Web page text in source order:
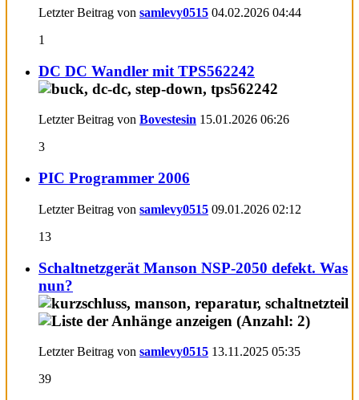
Letzter Beitrag von samlevy0515 04.02.2026 04:44
1
DC DC Wandler mit TPS562242
Letzter Beitrag von Bovestesin 15.01.2026 06:26
3
PIC Programmer 2006
Letzter Beitrag von samlevy0515 09.01.2026 02:12
13
Schaltnetzgerät Manson NSP-2050 defekt. Was
nun?
Letzter Beitrag von samlevy0515 13.11.2025 05:35
39